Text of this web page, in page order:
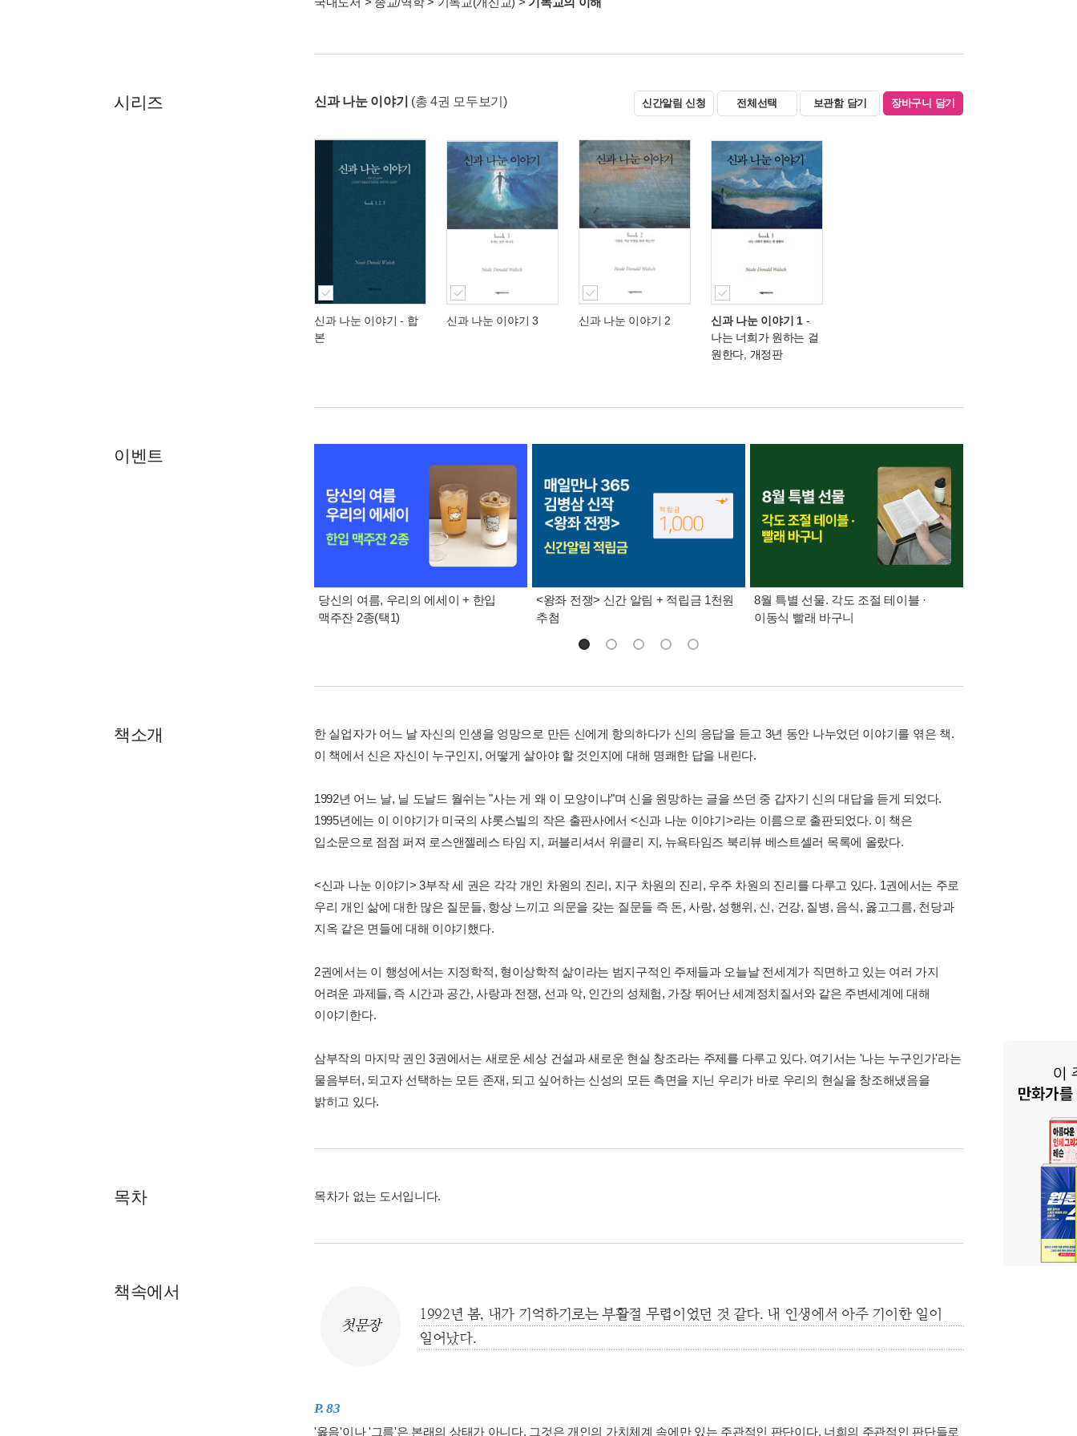
시리즈 신과 나눈 이야기 (총 4권 모두보기) 신간알림 신청 전체선택 보관함 담기 장바구니 담기
신과 나눈 이야기 - 합
본
신과 나눈 이야기 3 신과 나눈 이야기 2 신과 나눈 이야기 1-
나는 너희가 원하는 걸
원한다, 개정판
이벤트
당신의 여름, 우리의 에세이 + 한입
맥주잔 2종(택1)
<왕좌 전쟁> 신간 알림 + 적립금 1천원
추첨
8월 특별 선물. 각도 조절 테이블 ·
이동식 빨래 바구니
책소개
한 실업자가 어느 날 자신의 인생을 엉망으로 만든 신에게 항의하다가 신의 응답을 듣고 3년 동안 나누었던 이야기를 엮은 책.
이 책에서 신은 자신이 누구인지, 어떻게 살아야 할 것인지에 대해 명쾌한 답을 내린다.
1992년 어느 날, 닐 도날드 월쉬는 "사는 게 왜 이 모양이냐"며 신을 원망하는 글을 쓰던 중 갑자기 신의 대답을 듣게 되었다.
1995년에는 이 이야기가 미국의 샤롯스빌의 작은 출판사에서 <신과 나눈 이야기>라는 이름으로 출판되었다. 이 책은
입소문으로 점점 퍼져 로스앤젤레스 타임 지, 퍼블리셔서 위클리 지, 뉴욕타임즈 북리뷰 베스트셀러 목록에 올랐다.
<신과 나눈 이야기> 3부작 세 권은 각각 개인 차원의 진리, 지구 차원의 진리, 우주 차원의 진리를 다루고 있다. 1권에서는 주로
우리 개인 삶에 대한 많은 질문들, 항상 느끼고 의문을 갖는 질문들 즉 돈, 사랑, 성행위, 신, 건강, 질병, 음식, 옳고그름, 천당과
지옥 같은 면들에 대해 이야기했다.
2권에서는 이 행성에서는 지정학적, 형이상학적 삶이라는 범지구적인 주제들과 오늘날 전세계가 직면하고 있는 여러 가지
어려운 과제들, 즉 시간과 공간, 사랑과 전쟁, 선과 악, 인간의 성체험, 가장 뛰어난 세계정치질서와 같은 주변세계에 대해
이야기한다.
삼부작의 마지막 권인 3권에서는 새로운 세상 건설과 새로운 현실 창조라는 주제를 다루고 있다. 여기서는 '나는 누구인가'라는
물음부터, 되고자 선택하는 모든 존재, 되고 싶어하는 신성의 모든 측면을 지닌 우리가 바로 우리의 현실을 창조해냈음을
밝히고 있다.
목차 목차가 없는 도서입니다.
책속에서
첫문장
1992년 봄, 내가 기억하기로는 부활절 무렵이었던 것 같다. 내 인생에서 아주 기이한 일이
일어났다.
P. 83
'옳음'이나 '그름'은 본래의 상태가 아니다. 그것은 개인의 가치체계 속에만 있는 주관적인 판단이다. 너희의 주관적인 판단들로